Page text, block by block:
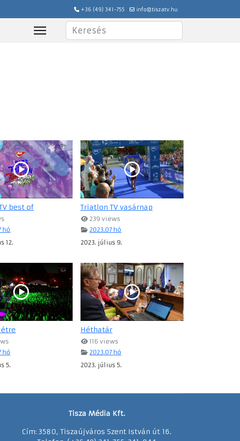
+36 (49) 341-755 info@tiszatv.hu
Keresés
best of
hó
12.
Triatlon TV vasárnap
239 views
2023.07 hó
2023. július 9.
hó
5.
Héthatár
116 views
2023.07 hó
2023. július 5.
Tisza Média Kft.
Cím: 3580, Tiszaújváros Szent István út 16.